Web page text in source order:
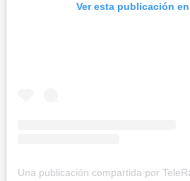
Ver esta publicación